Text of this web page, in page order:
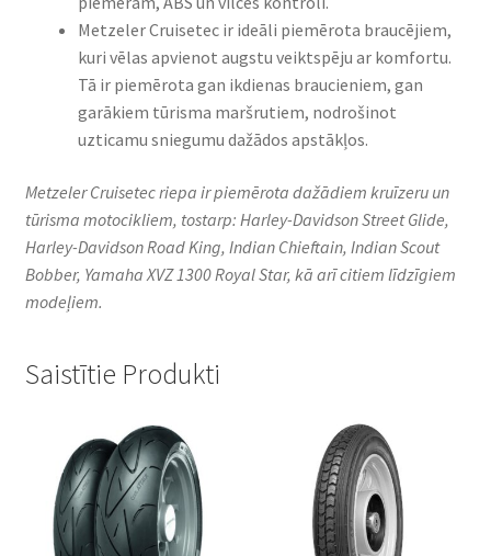
Metzeler Cruisetec ir ideāli piemērota braucējiem,
kuri vēlas apvienot augstu veiktspēju ar komfortu.
Tā ir piemērota gan ikdienas braucieniem, gan
garākiem tūrisma maršrutiem, nodrošinot
uzticamu sniegumu dažādos apstākļos.
Metzeler Cruisetec riepa ir piemērota dažādiem kruīzeru un
tūrisma motocikliem, tostarp: Harley-Davidson Street Glide,
Harley-Davidson Road King, Indian Chieftain, Indian Scout
Bobber, Yamaha XVZ 1300 Royal Star, kā arī citiem līdzīgiem
modeļiem.
Saistītie Produkti